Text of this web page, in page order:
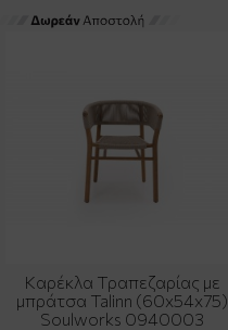
Καρέκλα Τραπεζαρίας με
μπράτσα Talinn (60x54x75)
Soulworks 0940003